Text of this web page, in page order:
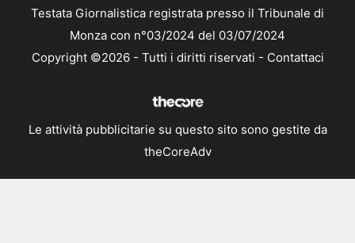
Testata Giornalistica registrata presso il Tribunale di
Monza con n°03/2024 del 03/07/2024
Copyright ©2026 - Tutti i diritti riservati - Contattaci
Le attività pubblicitarie su questo sito sono gestite da
theCoreAdv